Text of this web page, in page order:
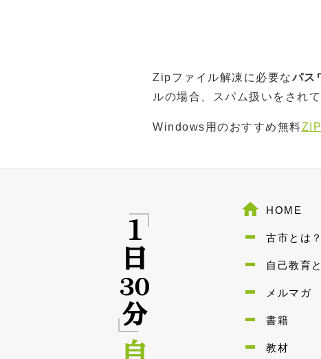
Zipファイル解凍に必要なパス
ルの場合、スパム扱いをされ
Windows用のおすすめ無料
HOME
古市とは？
自己教育
メルマガ
書籍
教材